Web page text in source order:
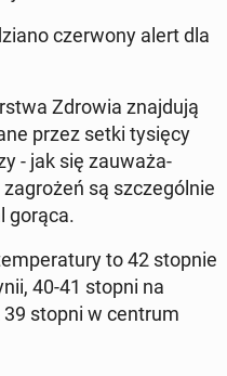
czer­wo­ny alert dla
Zdrowia znaj­du­ją
przez setki tysięcy
- jak się zauważa-
są szcze­gól­nie
gorąca.
to 42 stopnie
40-41 stopni na
39 stopni w centrum